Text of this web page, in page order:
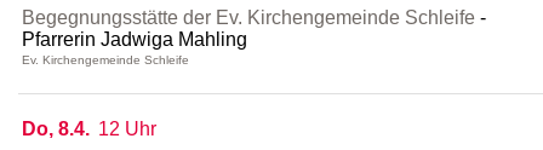
Begegnungsstätte der Ev. Kirchengemeinde Schleife
Pfarrerin Jadwiga Mahling
Ev. Kirchengemeinde Schleife
Do, 8.4. 12 Uhr